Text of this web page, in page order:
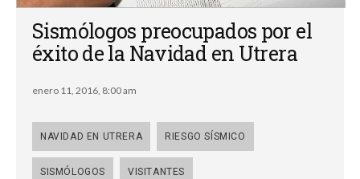
Sismólogos preocupados por el
éxito de la Navidad en Utrera
enero 11, 2016, 8:00 am
NAVIDAD EN UTRERA RIESGO SÍSMICO
SISMÓLOGOS VISITANTES